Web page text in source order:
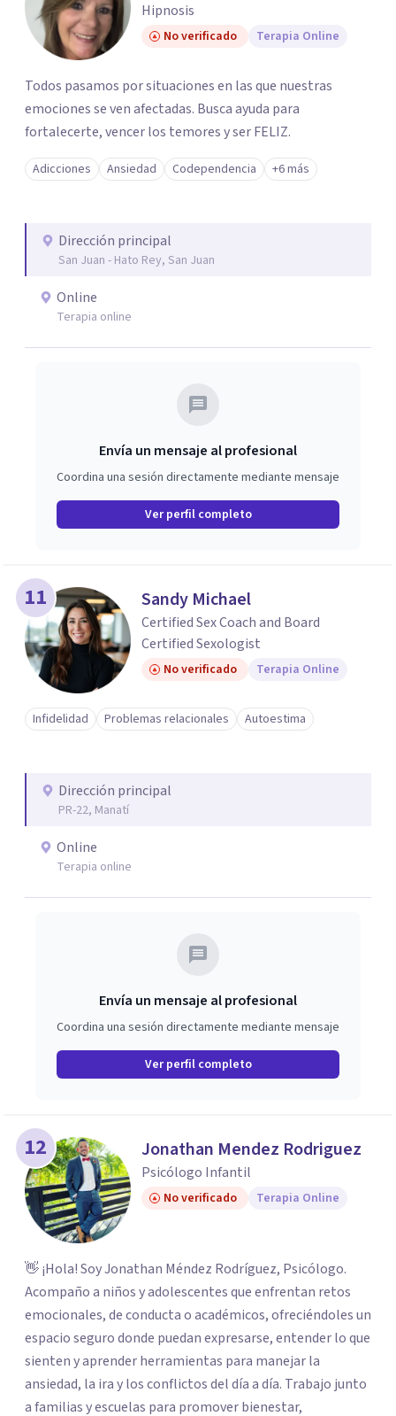
Hipnosis
No verificado Terapia Online
Todos pasamos por situaciones en las que nuestras
emociones se ven afectadas. Busca ayuda para
fortalecerte, vencer los temores y ser FELIZ.
Adicciones Ansiedad Codependencia +6 más
Dirección principal
San Juan - Hato Rey, San Juan
Online
Terapia online
Envía un mensaje al profesional
Coordina una sesión directamente mediante mensaje
Ver perfil completo
11 Sandy Michael
Certified Sex Coach and Board
Certified Sexologist
No verificado Terapia Online
Infidelidad Problemas relacionales Autoestima
Dirección principal
PR-22, Manatí
Online
Terapia online
Envía un mensaje al profesional
Coordina una sesión directamente mediante mensaje
Ver perfil completo
12 Jonathan Mendez Rodriguez
Psicólogo Infantil
No verificado Terapia Online
👋 ¡Hola! Soy Jonathan Méndez Rodríguez, Psicólogo.
Acompaño a niños y adolescentes que enfrentan retos
emocionales, de conducta o académicos, ofreciéndoles un
espacio seguro donde puedan expresarse, entender lo que
sienten y aprender herramientas para manejar la
ansiedad, la ira y los conflictos del día a día. Trabajo junto
a familias y escuelas para promover bienestar,